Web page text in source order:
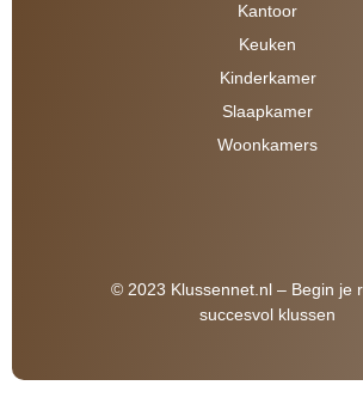
Kantoor
Keuken
Kinderkamer
Slaapkamer
Woonkamers
© 2023 Klussennet.nl – Begin je
succesvol klussen